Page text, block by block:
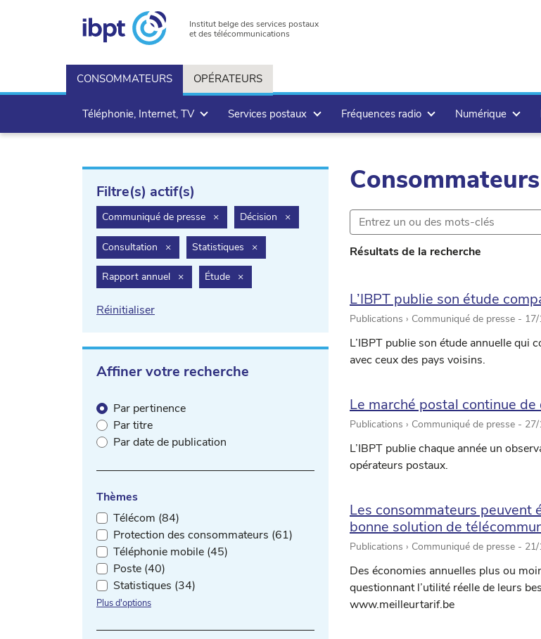
Institut belge des services postaux
et des télécommunications
CONSOMMATEURS OPÉRATEURS
Téléphonie, Internet, TV Services postaux Fréquences radio Numérique
Filtre(s) actif(s)
Communiqué de presse ×filter.delete
Décision ×filter.delete
Consultation ×filter.delete
Statistiques ×filter.delete
Rapport annuel ×filter.delete
Étude ×filter.delete
Réinitialiser
Affiner votre recherche
Par pertinence
Par titre
Par date de publication
Thèmes
Télécom (84)
Protection des consommateurs (61)
Téléphonie mobile (45)
Poste (40)
Statistiques (34)
Plus d'options
Résultats de la recherche
L’IBPT publie son étude
Publications › Communiqué de presse -
L’IBPT publie son étude annuelle qui
avec ceux des pays voisins.
Le marché postal continue
Publications › Communiqué de presse -
L’IBPT publie chaque année un
opérateurs postaux.
Les consommateurs peuvent
bonne solution de
Publications › Communiqué de presse -
Des économies annuelles plus ou
questionnant l’utilité réelle de leurs
www.meilleurtarif.be